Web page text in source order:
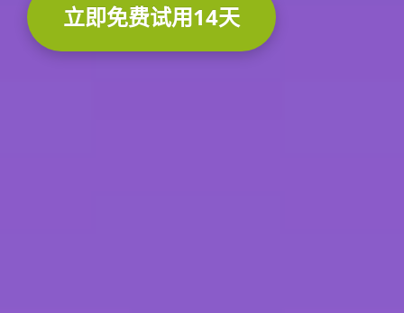
立即免费试用14天